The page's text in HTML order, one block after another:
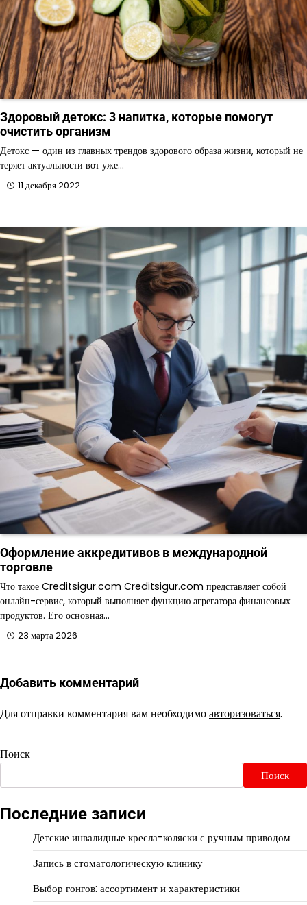
Здоровый детокс: 3 напитка, которые помогут
очистить организм
Детокс — один из главных трендов здорового образа жизни, который не
теряет актуальности вот уже…
11 декабря 2022
Оформление аккредитивов в международной
торговле
Что такое Creditsigur.com Creditsigur.com представляет собой
онлайн-сервис, который выполняет функцию агрегатора финансовых
продуктов. Его основная…
23 марта 2026
Добавить комментарий
Для отправки комментария вам необходимоавторизоваться.
Поиск
Поиск
Последние записи
Детские инвалидные кресла-коляски с ручным приводом
Запись в стоматологическую клинику
Выбор гонгов: ассортимент и характеристики